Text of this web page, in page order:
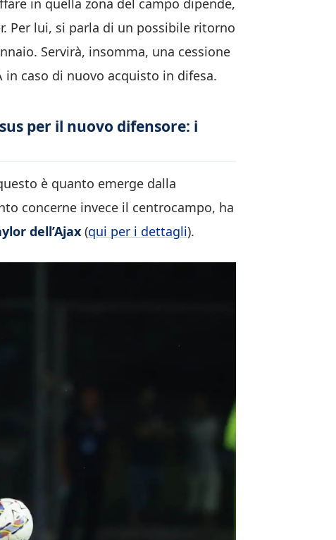
in quella zona del campo dipende,
Per lui, si parla di un possibile ritorno
Servirà, insomma, una cessione
in caso di nuovo acquisto in difesa.
per il nuovo difensore: i
è quanto emerge dalla
concerne invece il centrocampo, ha
dell’Ajax (qui per i dettagli).